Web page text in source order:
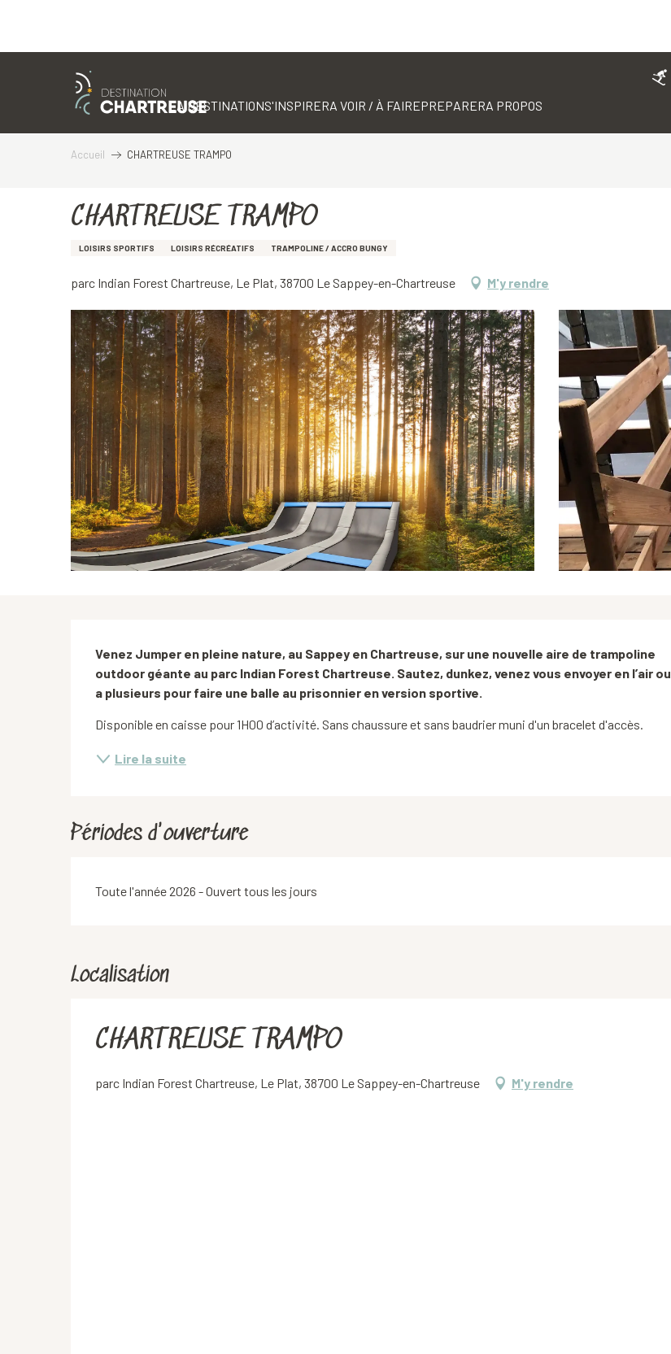
LA DESTINATIONS'INSPIRERA VOIR / À FAIREPREPARERA PROPOS
Accueil CHARTREUSE TRAMPO
CHARTREUSE TRAMPO
LOISIRS SPORTIFS LOISIRS RÉCRÉATIFS TRAMPOLINE / ACCRO BUNGY
parc Indian Forest Chartreuse, Le Plat, 38700 Le Sappey-en-Chartreuse M'y rendre
Description
Venez Jumper en pleine nature, au Sappey en Chartreuse, sur une nouvelle aire de trampoline
outdoor géante au parc Indian Forest Chartreuse. Sautez, dunkez, venez vous envoyer en l’air ou
a plusieurs pour faire une balle au prisonnier en version sportive.
Disponible en caisse pour 1H00 d’activité. Sans chaussure et sans baudrier muni d'un bracelet d'accès.
Lire la suite
Périodes d'ouverture
Toute l'année 2026 - Ouvert tous les jours
Localisation
CHARTREUSE TRAMPO
parc Indian Forest Chartreuse, Le Plat, 38700 Le Sappey-en-Chartreuse M'y rendre